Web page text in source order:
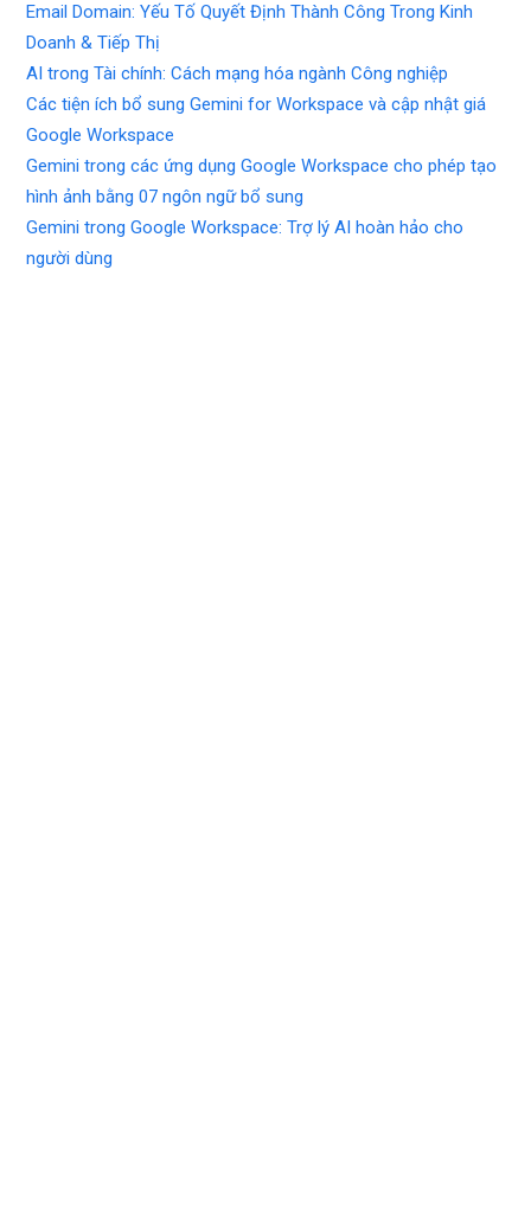
Email Domain: Yếu Tố Quyết Định Thành Công Trong Kinh
Doanh & Tiếp Thị
AI trong Tài chính: Cách mạng hóa ngành Công nghiệp
Các tiện ích bổ sung Gemini for Workspace và cập nhật giá
Google Workspace
Gemini trong các ứng dụng Google Workspace cho phép tạo
hình ảnh bằng 07 ngôn ngữ bổ sung
Gemini trong Google Workspace: Trợ lý AI hoàn hảo cho
người dùng